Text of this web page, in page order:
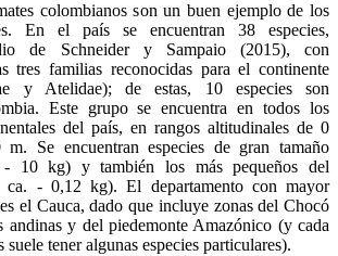
colombianos son un buen ejemplo de los
En el país se encuentran 38 especies,
de Schneider y Sampaio (2015), con
tres familias reconocidas para el continente
y Atelidae); de estas, 10 especies son
Este grupo se encuentra en todos los
del país, en rangos altitudinales de 0
Se encuentran especies de gran tamaño
10 kg) y también los más pequeños del
ca. - 0,12 kg). El departamento con mayor
el Cauca, dado que incluye zonas del Chocó
andinas y del piedemonte Amazónico (y cada
suele tener algunas especies particulares).